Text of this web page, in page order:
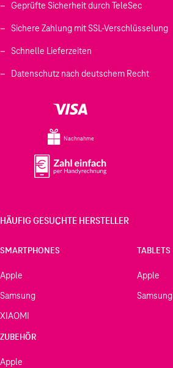
Geprüfte Sicherheit durch TeleSec
Sichere Zahlung mit SSL-Verschlüsselung
Schnelle Lieferzeiten
Datenschutz nach deutschem Recht
Nachnahme
HÄUFIG GESUCHTE HERSTELLER
SMARTPHONES
Apple
Samsung
XIAOMI
TABLETS
Apple
Samsung
ZUBEHÖR
Apple